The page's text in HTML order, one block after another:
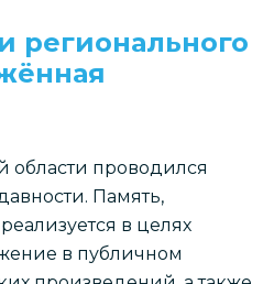
регионального
области проводился
Память,
в целях
в публичном